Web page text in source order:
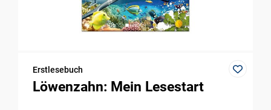
Erstlesebuch
Löwenzahn: Mein Lesestart